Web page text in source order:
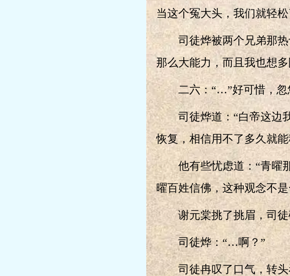
当这个冤大头，我们就轻
司徒烨被两个兄弟那热
那么大能力，而且我也想
二六：“…”好可惜，忽
司徒烨道：“白帝这边我
恢复，相信用不了多久就
他有些忧虑道：“青曜那
曜百姓信佛，这种观念不
谢元棠挑了挑眉，司徒
司徒烨：“…啊？”
司徒冉叹了口气，转头